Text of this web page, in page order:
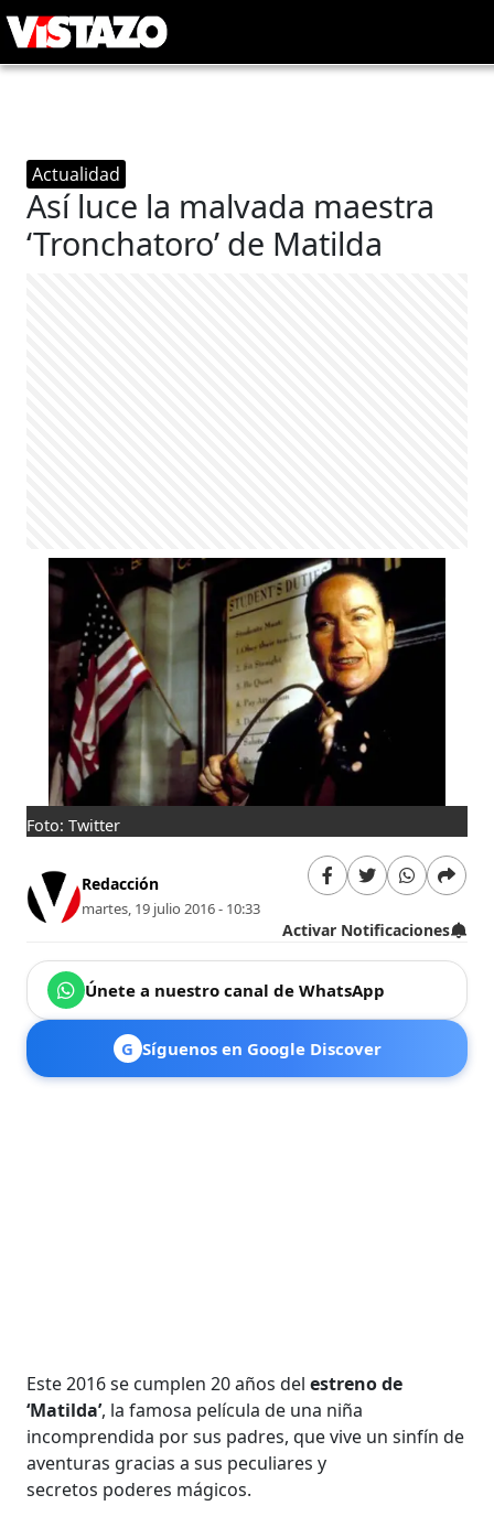
Actualidad
Así luce la malvada maestra
‘Tronchatoro’ de Matilda
Foto: Twitter
Redacción
martes, 19 julio 2016 - 10:33
Activar Notificaciones
Únete a nuestro canal de WhatsApp
G Síguenos en Google Discover
Este 2016 se cumplen 20 años delestreno de
‘Matilda’, la famosa película de una niña
incomprendida por sus padres, que vive un sinfín de
aventuras gracias a sus peculiares y
secretos poderes mágicos.